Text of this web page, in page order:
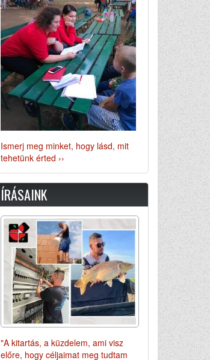
Ismerj meg minket, hogy lásd, mit
tehetünk érted ››
ÍRÁSAINK
"A kitartás, a küzdelem, ami visz
előre, hogy céljaimat meg tudtam